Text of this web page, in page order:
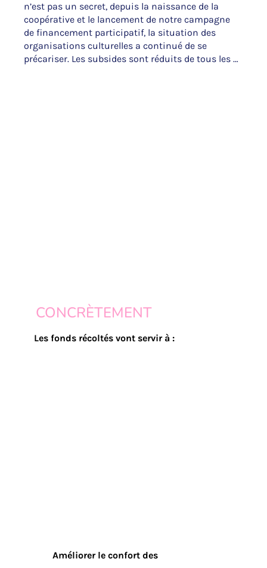
CONCRÈTEMENT
Les fonds récoltés vont servir à :
Améliorer le confort des
n’est pas un secret, depuis la naissance de la
coopérative et le lancement de notre campagne
de financement participatif, la situation des
organisations culturelles a continué de se
précariser. Les subsides sont réduits de tous les
non-discrimination, le respect de tout.e un.e
l’émancipation individuelle et collective.